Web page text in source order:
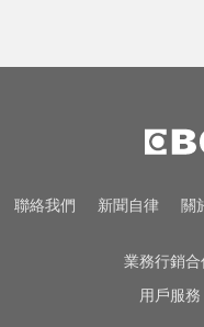
滴管餵毒性
事摧殘傳播
民進黨資深
聯絡我們 新聞自律 關
業務行銷合
用戶服務